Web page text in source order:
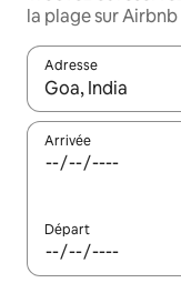
la plage sur Airbnb
Adresse
Lorsque les
Arrivée
Départ